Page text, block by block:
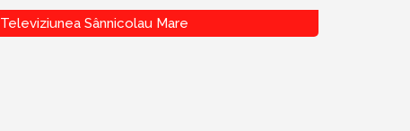
Televiziunea Sânnicolau Mare